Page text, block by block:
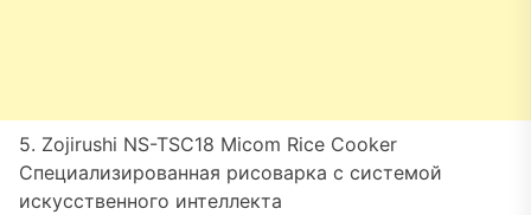
5. Zojirushi NS-TSC18 Micom Rice Cooker
Специализированная рисоварка с системой
искусственного интеллекта